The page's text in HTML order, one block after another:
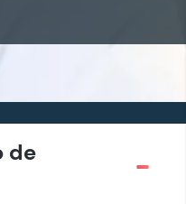
de